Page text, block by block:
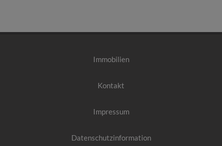
Immobilien
Kontakt
Impressum
Datenschutzinformation